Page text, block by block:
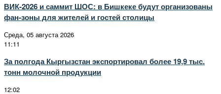
ВИК-2026 и саммит ШОС: в Бишкеке будут организованы
фан-зоны для жителей и гостей столицы
Среда, 05 августа 2026
11:11
За полгода Кыргызстан экспортировал более 19,9 тыс.
тонн молочной продукции
12:02